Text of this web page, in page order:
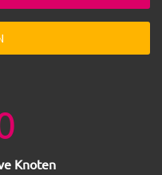
Knoten